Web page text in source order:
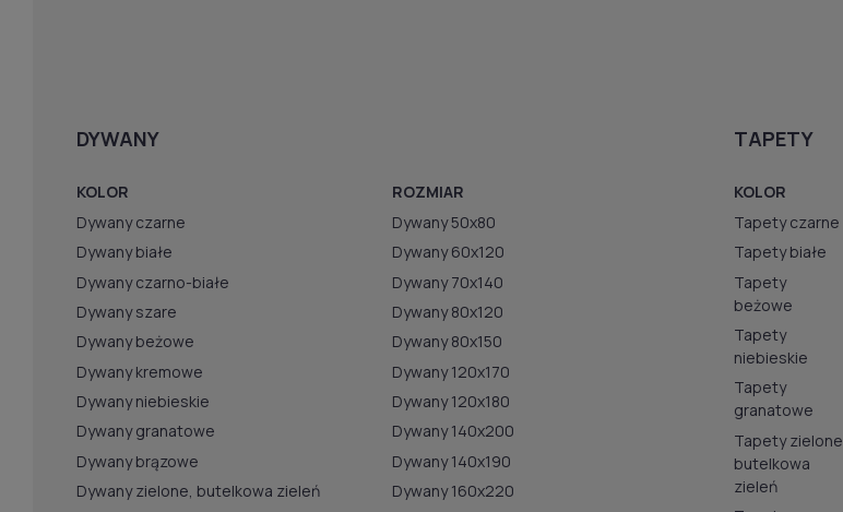
DYWANY
KOLOR
Dywany czarne
Dywany białe
Dywany czarno-białe
Dywany szare
Dywany beżowe
Dywany kremowe
Dywany niebieskie
Dywany granatowe
Dywany brązowe
Dywany zielone, butelkowa zieleń
ROZMIAR
Dywany 50x80
Dywany 60x120
Dywany 70x140
Dywany 80x120
Dywany 80x150
Dywany 120x170
Dywany 120x180
Dywany 140x200
Dywany 140x190
Dywany 160x220
TAPETY
KOLOR
Tapety czarne
Tapety białe
Tapety
beżowe
Tapety
niebieskie
Tapety
granatowe
Tapety zielone,
butelkowa
zieleń